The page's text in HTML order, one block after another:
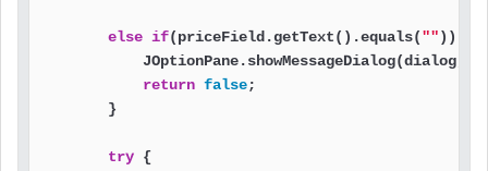
else if(priceField.getText().equals("")) {
            JOptionPane.showMessageDialog(dialog,
return false;
        }
try {